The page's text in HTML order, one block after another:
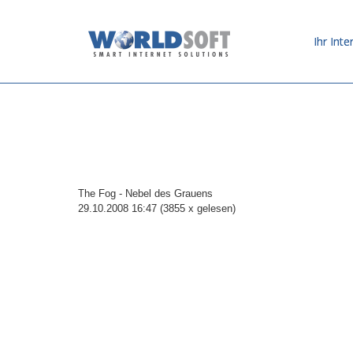
Ihr
The Fog - Nebel des Grauens
29.10.2008 16:47 (3855 x gelesen)